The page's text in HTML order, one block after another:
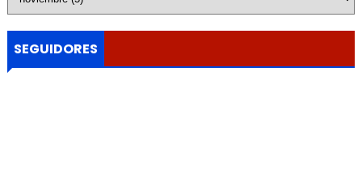
SEGUIDORES